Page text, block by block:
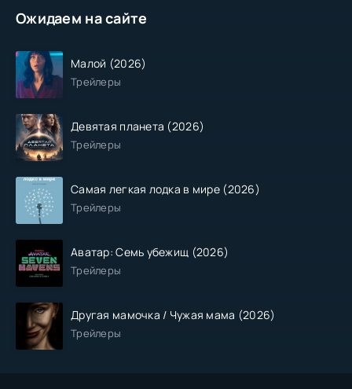
Ожидаем на сайте
Малой (2026)
Трейлеры
Девятая планета (2026)
Трейлеры
Самая легкая лодка в мире (2026)
Трейлеры
Аватар: Семь убежищ (2026)
Трейлеры
Другая мамочка / Чужая мама (2026)
Трейлеры